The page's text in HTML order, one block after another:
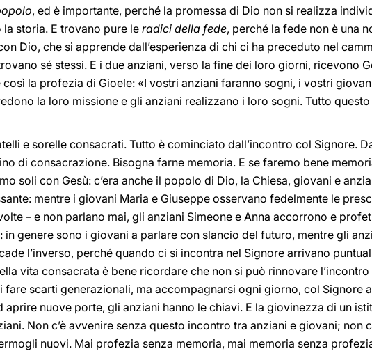
, ed è importante, perché la promessa di Dio non si realizza
storia. E trovano pure leradici della fede, perché la fede non è una
Dio, che si apprende dall’esperienza di chi ci ha preceduto nel
sé stessi. E i due anziani, verso la fine dei loro giorni, ricevono
la profezia di Gioele: «I vostri anziani faranno sogni, i vostri
la loro missione e gli anziani realizzano i loro sogni. Tutto
e sorelle consacrati. Tutto è cominciato dall’incontro col Signore.
di consacrazione. Bisogna farne memoria. E se faremo bene
soli con Gesù: c’era anche il popolo di Dio, la Chiesa, giovani e
mentre i giovani Maria e Giuseppe osservano fedelmente le
– e non parlano mai, gli anziani Simeone e Anna accorrono e
genere sono i giovani a parlare con slancio del futuro, mentre gli
l’inverso, perché quando ci si incontra nel Signore arrivano
vita consacrata è bene ricordare che non si può rinnovare l’incontro
fare scarti generazionali, ma accompagnarsi ogni giorno, col Signore
nuove porte, gli anziani hanno le chiavi. E la giovinezza di un
Non c’è avvenire senza questo incontro tra anziani e giovani; non
nuovi. Mai profezia senza memoria, mai memoria senza